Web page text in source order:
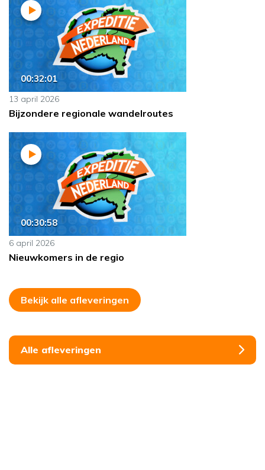
00:32:01
13 april 2026
Bijzondere regionale wandelroutes
00:30:58
6 april 2026
Nieuwkomers in de regio
Bekijk alle afleveringen
Alle afleveringen